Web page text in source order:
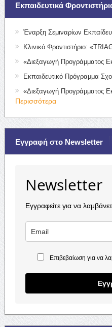
Εκπαιδευτικά
Έναρξη Σεμιναρίων
Κλινικό Φροντιστήριο:
«Διεξαγωγή Προγράμματος
Εκπαιδευτικό Πρόγραμμα
«Διεξαγωγή Προγράμματος
Περισσότερα
Εγγραφή στο Newsletter
Newsletter
Εγγραφείτε για να
Επιβεβαίωση για να